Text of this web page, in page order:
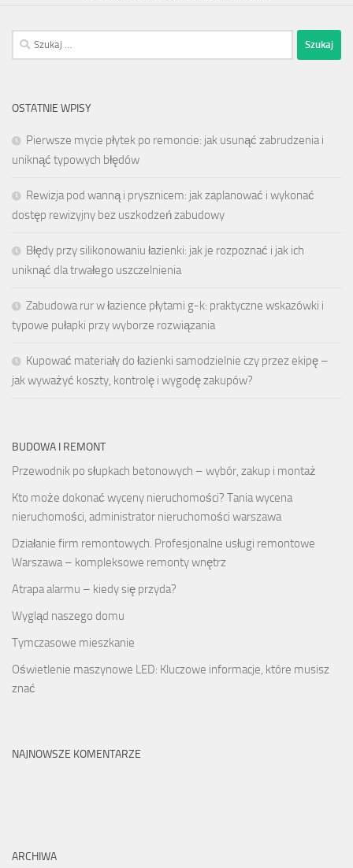
Szukaj:
OSTATNIE WPISY
Pierwsze mycie płytek po remoncie: jak usunąć zabrudzenia i
uniknąć typowych błędów
Rewizja pod wanną i prysznicem: jak zaplanować i wykonać
dostęp rewizyjny bez uszkodzeń zabudowy
Błędy przy silikonowaniu łazienki: jak je rozpoznać i jak ich
uniknąć dla trwałego uszczelnienia
Zabudowa rur w łazience płytami g-k: praktyczne wskazówki i
typowe pułapki przy wyborze rozwiązania
Kupować materiały do łazienki samodzielnie czy przez ekipę –
jak wyważyć koszty, kontrolę i wygodę zakupów?
BUDOWA I REMONT
Przewodnik po słupkach betonowych – wybór, zakup i montaż
Kto może dokonać wyceny nieruchomości? Tania wycena
nieruchomości, administrator nieruchomości warszawa
Działanie firm remontowych. Profesjonalne usługi remontowe
Warszawa – kompleksowe remonty wnętrz
Atrapa alarmu – kiedy się przyda?
Wygląd naszego domu
Tymczasowe mieszkanie
Oświetlenie maszynowe LED: Kluczowe informacje, które musisz
znać
NAJNOWSZE KOMENTARZE
ARCHIWA